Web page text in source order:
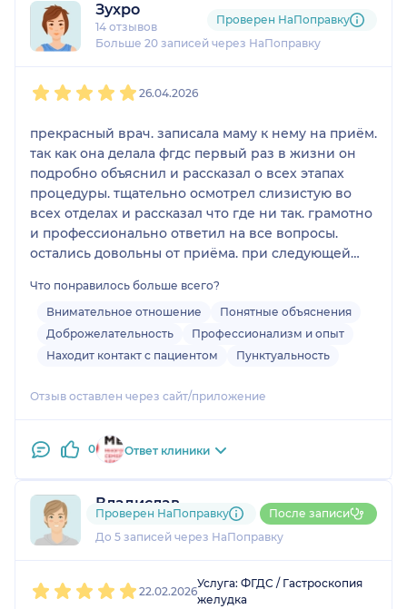
Зухро
14 отзывов
Больше 20 записей через НаПоправку
Проверен НаПоправку
26.04.2026
прекрасный врач. записала маму к нему на приём.
так как она делала фгдс первый раз в жизни он
подробно объяснил и рассказал о всех этапах
процедуры. тщательно осмотрел слизистую во
всех отделах и рассказал что где ни так. грамотно
и профессионально ответил на все вопросы.
остались довольны от приёма. при следующей
Что понравилось больше всего?
Внимательное отношение
Понятные объяснения
Доброжелательность
Профессионализм и опыт
Находит контакт с пациентом
Пунктуальность
Отзыв оставлен через сайт/приложение
0 Ответ клиники
Владислав
1 отзыв
До 5 записей через НаПоправку
Проверен НаПоправку После записи
22.02.2026
Услуга: ФГДС / Гастроскопия
желудка